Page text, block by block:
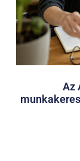
Az